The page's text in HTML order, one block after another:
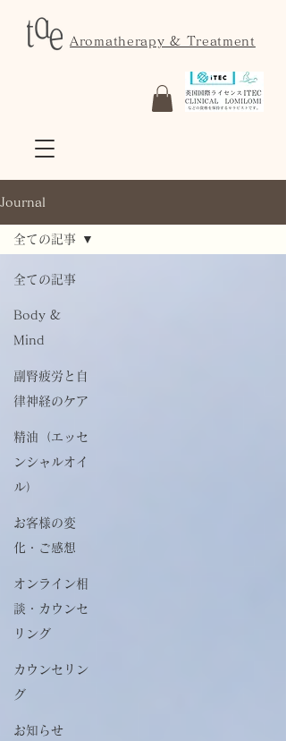
Aromatherapy & Treatment
Journal
全ての記事
Body &
Mind
副腎疲労と自
律神経のケア
精油（エッセ
ンシャルオイ
ル）
お客様の変
化・ご感想
オンライン相
談・カウンセ
リング
カウンセリン
グ
お知らせ
全ての記事